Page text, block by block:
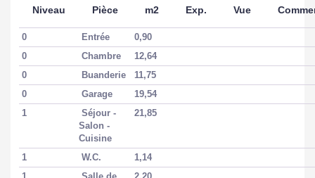
Surface séjour 21.85 m2
Dépendance(s)
Surface terrain 442 m2
Surface terrasse
Niveau Pièce m2 Exp. Vue
0 Entrée
0,90
0
Chambre
12,64
0
Buanderie
11,75
0
Garage
19,54
1
Séjour -
Salon -
Cuisine
21,85
1 W.C.
1,14